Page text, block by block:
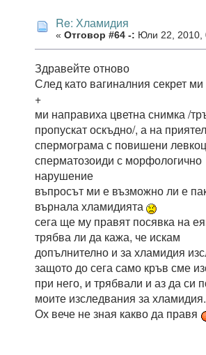
Re: Хламидия
« Отговор #64 -: Юли 22, 2010,
Здравейте отново
След като вагиналния секрет
+
ми направиха цветна снимка /
пропускат оскъдно/, а на
спермограма с повишени
сперматозоиди с морфологично
нарушение
въпросът ми е възможно ли е
върнала хламидията
сега ще му правят посявка на
трябва ли да кажа, че искам
допълнително и за хламидия
защото до сега само кръв сме
при него, и трябвали и аз да си
моите изследвания за хламидия.
Ох вече не зная какво да правя